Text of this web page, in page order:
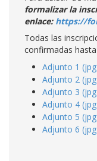
formalizar la
enlace: https://
Todas las
confirmadas
Adjunto 1
Adjunto 2
Adjunto 3
Adjunto 4
Adjunto 5
Adjunto 6